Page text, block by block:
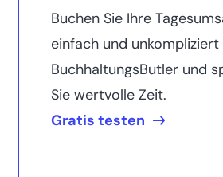
Buchen Sie Ihre
einfach und
BuchhaltungsButler und
Sie wertvolle Zeit.
Gratis testen